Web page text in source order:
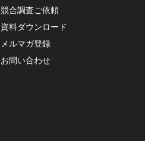
競合調査ご依頼
資料ダウンロード
メルマガ登録
お問い合わせ